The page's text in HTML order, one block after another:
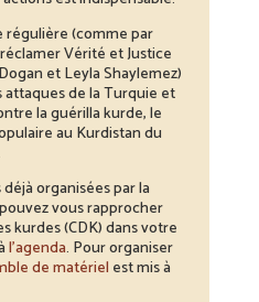
régulière (comme par
Vérité et Justice
et Leyla Shaylemez)
de la Turquie et
la guérilla kurde, le
au Kurdistan du
organisées par la
vous rapprocher
kurdes (CDK) dans votre
l’agenda. Pour organiser
de matériel est mis à